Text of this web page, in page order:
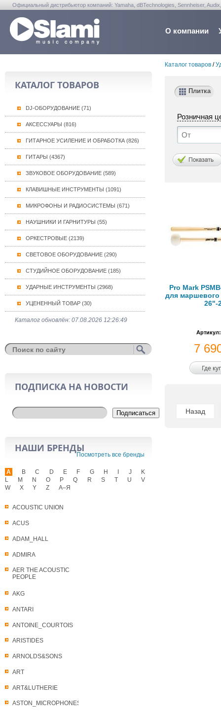
Официальный дистрибьютор компаний: Yamaha, dBTechnologies, Sennheiser,
О компании
КАТАЛОГ ТОВАРОВ
DJ-ОБОРУДОВАНИЕ (71)
АКСЕССУАРЫ (816)
ГИТАРНОЕ УСИЛЕНИЕ И ОБРАБОТКА (826)
ГИТАРЫ (4367)
ЗВУКОВОЕ ОБОРУДОВАНИЕ (589)
КЛАВИШНЫЕ ИНСТРУМЕНТЫ (1091)
МИКРОФОНЫ И РАДИОСИСТЕМЫ (671)
НАУШНИКИ И ГАРНИТУРЫ (55)
ОРКЕСТРОВЫЕ (2139)
СВЕТОВОЕ ОБОРУДОВАНИЕ (290)
СТУДИЙНОЕ ОБОРУДОВАНИЕ (185)
УДАРНЫЕ ИНСТРУМЕНТЫ (2968)
УЦЕНЕННЫЙ ТОВАР (30)
Каталог обновлён: 07.08.2026 12:26:49
ПОДПИСКА НА НОВОСТИ
Подписаться
НАШИ БРЕНДЫ
Посмотреть все бренды
A
ACOUSTIC UNION
ACUS
ADAM_HALL
ADMIRA
AER THE ACOUSTIC
PEOPLE
AKG
ANTARI
ANTOINE_COURTOIS
ARISTIDES
ARNOLDS&SONS
ART
ART&LUTHERIE
ASTON_MICROPHONES
B C D E F G H J
K
L
M N O P Q R S T U
V
W
X Y Z А–Я
Каталог товаров/
Плитка
Розничная
Pro Mark
для маршевого
26"-
7
Где
Назад